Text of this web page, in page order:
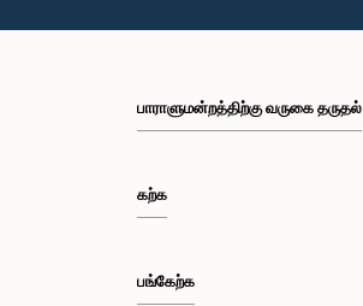
பாராளுமன்றத்திற்கு வருகை தருதல்
கற்க
பங்கேற்க